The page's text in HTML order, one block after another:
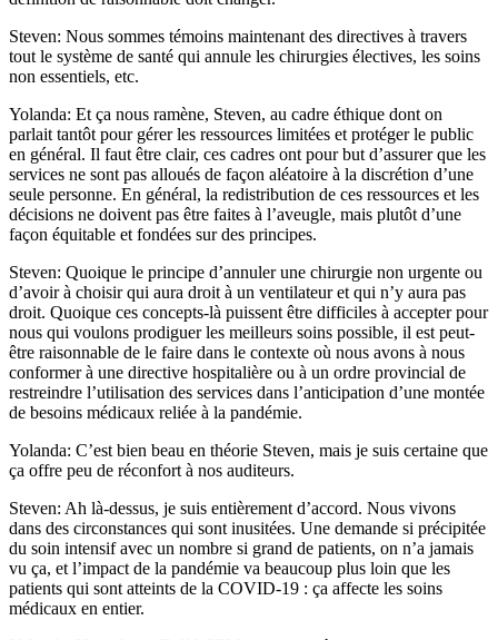
Steven: Nous sommes témoins maintenant des directives à travers
tout le système de santé qui annule les chirurgies électives, les soins
non essentiels, etc.
Yolanda: Et ça nous ramène, Steven, au cadre éthique dont on
parlait tantôt pour gérer les ressources limitées et protéger le public
en général. Il faut être clair, ces cadres ont pour but d’assurer que les
services ne sont pas alloués de façon aléatoire à la discrétion d’une
seule personne. En général, la redistribution de ces ressources et les
décisions ne doivent pas être faites à l’aveugle, mais plutôt d’une
façon équitable et fondées sur des principes.
Steven: Quoique le principe d’annuler une chirurgie non urgente ou
d’avoir à choisir qui aura droit à un ventilateur et qui n’y aura pas
droit. Quoique ces concepts-là puissent être difficiles à accepter pour
nous qui voulons prodiguer les meilleurs soins possible, il est peut-
être raisonnable de le faire dans le contexte où nous avons à nous
conformer à une directive hospitalière ou à un ordre provincial de
restreindre l’utilisation des services dans l’anticipation d’une montée
de besoins médicaux reliée à la pandémie.
Yolanda: C’est bien beau en théorie Steven, mais je suis certaine que
ça offre peu de réconfort à nos auditeurs.
Steven: Ah là-dessus, je suis entièrement d’accord. Nous vivons
dans des circonstances qui sont inusitées. Une demande si précipitée
du soin intensif avec un nombre si grand de patients, on n’a jamais
vu ça, et l’impact de la pandémie va beaucoup plus loin que les
patients qui sont atteints de la COVID-19 : ça affecte les soins
médicaux en entier.